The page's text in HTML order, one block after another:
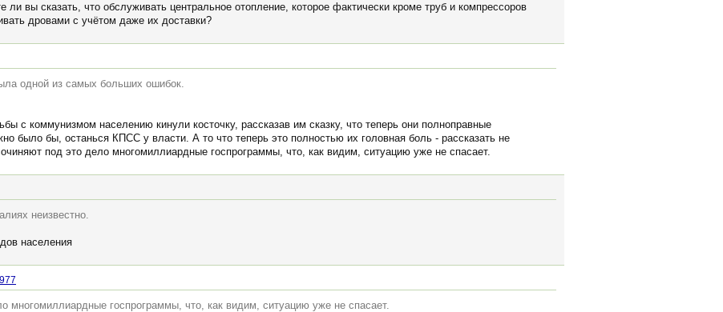
ли вы сказать, что обслуживать центральное отопление, которое фактически кроме труб и компрессоров
дровами с учётом даже их доставки?
одной из самых больших ошибок.
с коммунизмом населению кинули косточку, рассказав им сказку, что теперь они полноправные
было бы, останься КПСС у власти. А то что теперь это полностью их головная боль - рассказать не
под это дело многомиллиардные госпрограммы, что, как видим, ситуацию уже не спасает.
неизвестно.
населения
многомиллиардные госпрограммы, что, как видим, ситуацию уже не спасает.